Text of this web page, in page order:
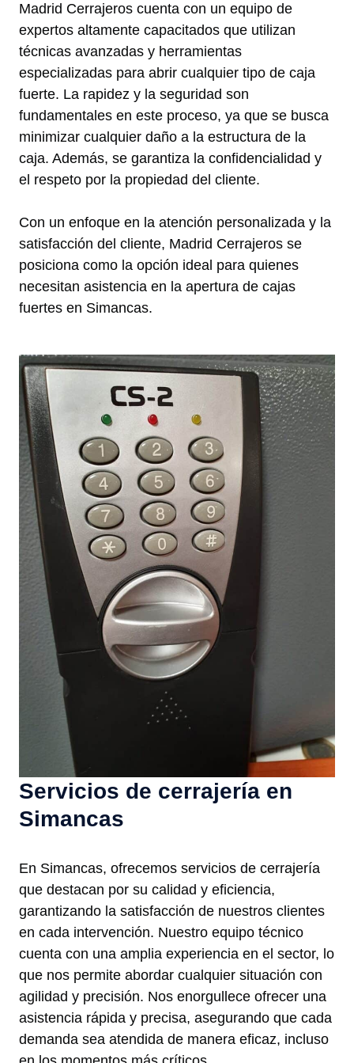
Madrid Cerrajeros cuenta con un equipo de
expertos altamente capacitados que utilizan
técnicas avanzadas y herramientas
especializadas para abrir cualquier tipo de caja
fuerte. La rapidez y la seguridad son
fundamentales en este proceso, ya que se busca
minimizar cualquier daño a la estructura de la
caja. Además, se garantiza la confidencialidad y
el respeto por la propiedad del cliente.
Con un enfoque en la atención personalizada y la
satisfacción del cliente, Madrid Cerrajeros se
posiciona como la opción ideal para quienes
necesitan asistencia en la apertura de cajas
fuertes en Simancas.
Servicios de cerrajería en
Simancas
En Simancas, ofrecemos servicios de cerrajería
que destacan por su calidad y eficiencia,
garantizando la satisfacción de nuestros clientes
en cada intervención. Nuestro equipo técnico
cuenta con una amplia experiencia en el sector, lo
que nos permite abordar cualquier situación con
agilidad y precisión. Nos enorgullece ofrecer una
asistencia rápida y precisa, asegurando que cada
demanda sea atendida de manera eficaz, incluso